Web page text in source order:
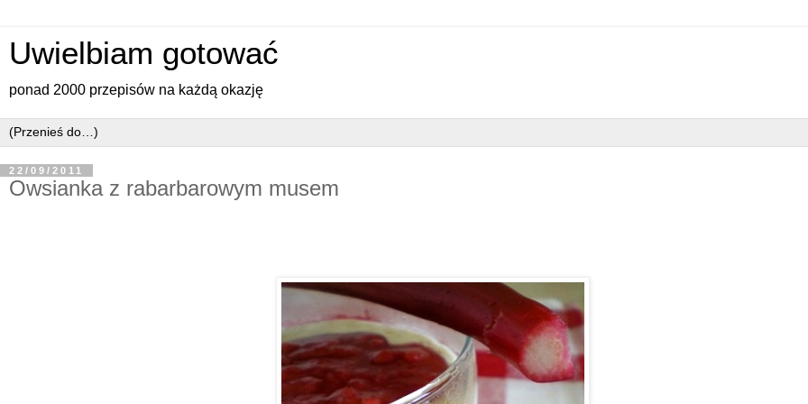
Uwielbiam gotować
ponad 2000 przepisów na każdą okazję
22/09/2011
Owsianka z rabarbarowym musem